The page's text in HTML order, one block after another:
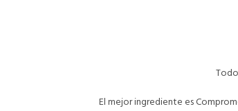
El mejor ingrediente es